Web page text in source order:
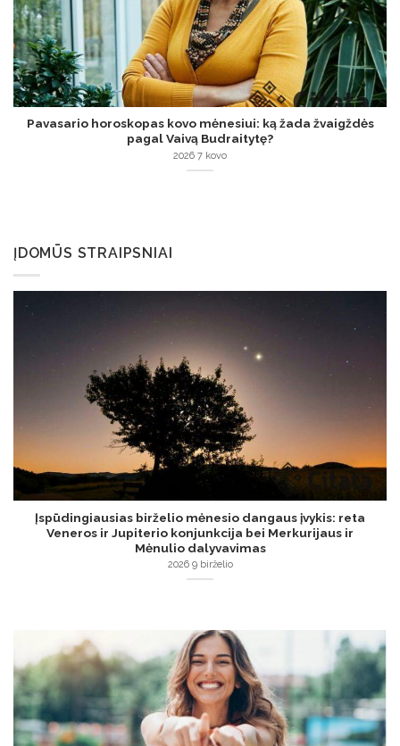
Pavasario horoskopas kovo mėnesiui: ką žada žvaigždės
pagal Vaivą Budraitytę?
2026 7 kovo
ĮDOMŪS STRAIPSNIAI
Įspūdingiausias birželio mėnesio dangaus įvykis: reta
Veneros ir Jupiterio konjunkcija bei Merkurijaus ir
Mėnulio dalyvavimas
2026 9 birželio